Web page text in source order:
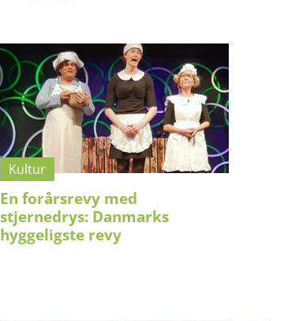
Kultur
En forårsrevy med
stjernedrys: Danmarks
hyggeligste revy